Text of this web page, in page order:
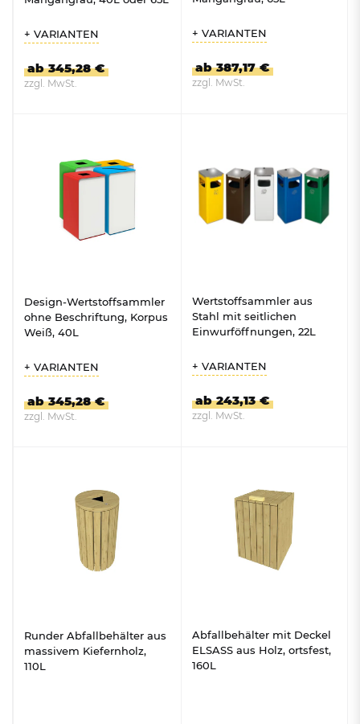
+ VARIANTEN
ab 345,28 €
zzgl. MwSt.
+ VARIANTEN
ab 387,17 €
zzgl. MwSt.
Design-Wertstoffsammler
ohne Beschriftung, Korpus
Weiß, 40L
+ VARIANTEN
ab 345,28 €
zzgl. MwSt.
Wertstoffsammler aus
Stahl mit seitlichen
Einwurföffnungen, 22L
+ VARIANTEN
ab 243,13 €
zzgl. MwSt.
Runder Abfallbehälter aus
massivem Kiefernholz,
110L
Abfallbehälter mit Deckel
ELSASS aus Holz, ortsfest,
160L